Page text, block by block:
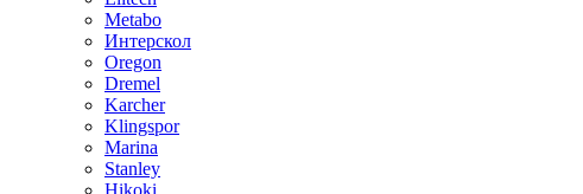
Metabo
Интерскол
Oregon
Dremel
Karcher
Klingspor
Marina
Stanley
Hikoki